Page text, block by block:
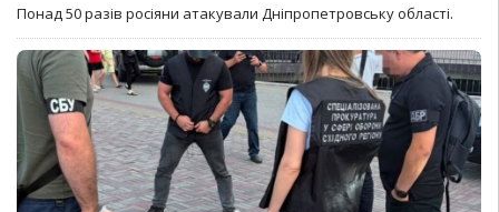
Понад 50 разів росіяни атакували Дніпропетровську області.